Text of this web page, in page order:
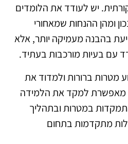
יש לעודד את הלומדים
ומהן ההנחות שמאחורי
בהבנה מעמיקה יותר, אלא
עם בעיות מורכבות בעתיד.
מטרות ברורות ולמדוד את
מאפשרת למקד את הלמידה
במטרות ובתהליך
מתקדמות בתחום